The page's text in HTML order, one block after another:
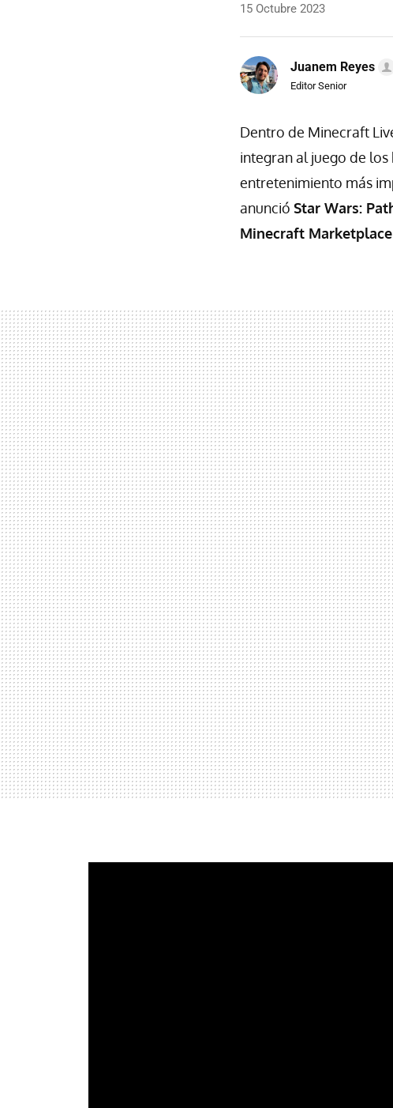
15 Octubre 2023
Juanem Reyes
Editor Senior
Dentro de Minecraft
integran al juego de
entretenimiento más
anunció Star Wars:
Minecraft